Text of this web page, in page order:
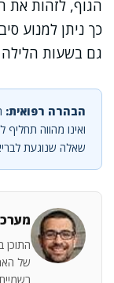
הגוף, לזהות את
כך ניתן למנוע
גם בשעות
הבהרה רפואית:
ואינו מהווה תחליף
שאלה שנוגעת
התוכן
של